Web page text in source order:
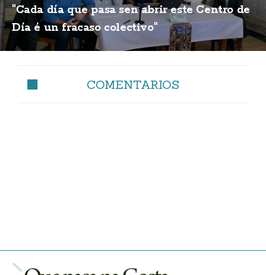
"Cada día que pasa sen abrir este Centro de
Día é un fracaso colectivo"
COMENTARIOS